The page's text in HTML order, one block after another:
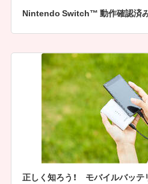
Nintendo Switch™ 動作確認済
正しく知ろう！ モバイルバッテ